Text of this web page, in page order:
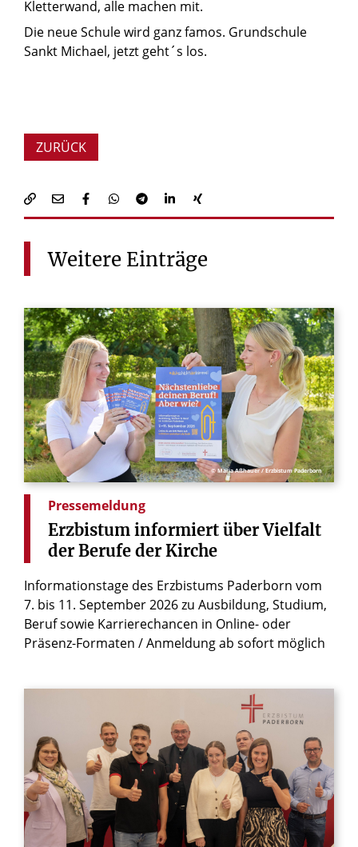
Kletterwand, alle machen mit.
Die neue Schule wird ganz famos. Grundschule
Sankt Michael, jetzt geht´s los.
ZURÜCK
Weitere Einträge
© Maria Aßhauer / Erzbistum Paderborn
Pressemeldung
Erzbistum informiert über Vielfalt
der Berufe der Kirche
Informationstage des Erzbistums Paderborn vom
7. bis 11. September 2026 zu Ausbildung, Studium,
Beruf sowie Karrierechancen in Online- oder
Präsenz-Formaten / Anmeldung ab sofort möglich